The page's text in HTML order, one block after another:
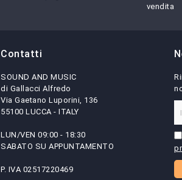
vendita
Contatti
SOUND AND MUSIC
di Gallacci Alfredo
Via Gaetano Luporini, 136
55100 LUCCA - ITALY
LUN/VEN 09:00 - 18:30
SABATO SU APPUNTAMENTO
P. IVA 02517220469